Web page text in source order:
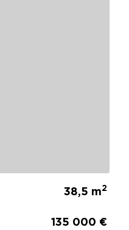
38,5 m2
135 000 €